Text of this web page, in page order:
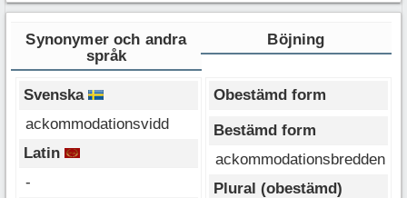
Synonymer och andra
språk
Böjning
Svenska
ackommodationsvidd
Latin
-
Obestämd form
Bestämd form
ackommodationsbredden
Plural (obestämd)